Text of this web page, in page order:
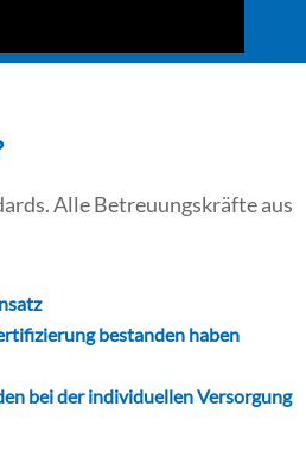
Alle Betreuungskräfte aus
bestanden haben
bei der individuellen Versorgung